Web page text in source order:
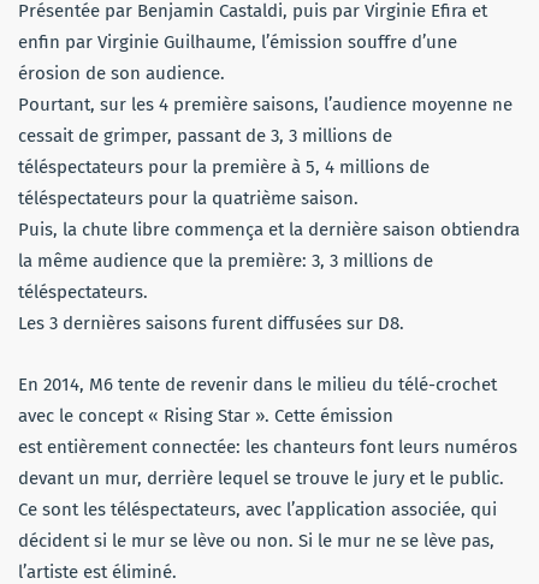
Présentée par Benjamin Castaldi, puis par Virginie Efira et
enfin par Virginie Guilhaume, l’émission souffre d’une
érosion de son audience.
Pourtant, sur les 4 première saisons, l’audience moyenne ne
cessait de grimper, passant de 3, 3 millions de
téléspectateurs pour la première à 5, 4 millions de
téléspectateurs pour la quatrième saison.
Puis, la chute libre commença et la dernière saison obtiendra
la même audience que la première: 3, 3 millions de
téléspectateurs.
Les 3 dernières saisons furent diffusées sur D8.
En 2014, M6 tente de revenir dans le milieu du télé-crochet
avec le concept « Rising Star ». Cette émission
est entièrement connectée: les chanteurs font leurs numéros
devant un mur, derrière lequel se trouve le jury et le public.
Ce sont les téléspectateurs, avec l’application associée, qui
décident si le mur se lève ou non. Si le mur ne se lève pas,
l’artiste est éliminé.